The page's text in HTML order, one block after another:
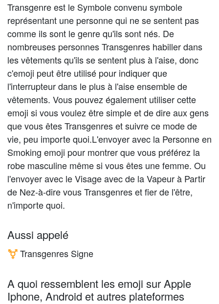
Transgenre est le Symbole convenu symbole
représentant une personne qui ne se sentent pas
comme ils sont le genre qu'ils sont nés. De
nombreuses personnes Transgenres habiller dans
les vêtements qu'ils se sentent plus à l'aise, donc
c'emoji peut être utilisé pour indiquer que
l'interrupteur dans le plus à l'aise ensemble de
vêtements. Vous pouvez également utiliser cette
emoji si vous voulez être simple et de dire aux gens
que vous êtes Transgenres et suivre ce mode de
vie, peu importe quoi.L'envoyer avec la Personne en
Smoking emoji pour montrer que vous préférez la
robe masculine même si vous êtes une femme. Ou
l'envoyer avec le Visage avec de la Vapeur à Partir
de Nez-à-dire vous Transgenres et fier de l'être,
n'importe quoi.
Aussi appelé
⚧️ Transgenres Signe
A quoi ressemblent les emoji sur Apple
Iphone, Android et autres plateformes